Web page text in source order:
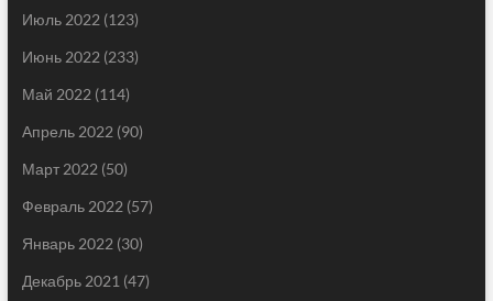
Июль 2022 (123)
Июнь 2022 (233)
Май 2022 (114)
Апрель 2022 (90)
Март 2022 (50)
Февраль 2022 (57)
Январь 2022 (30)
Декабрь 2021 (47)